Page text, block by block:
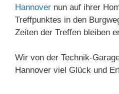
Hannover nun auf ihrer
Treffpunktes in den
Zeiten der Treffen bleiben
Wir von der Technik-
Hannover viel Glück und